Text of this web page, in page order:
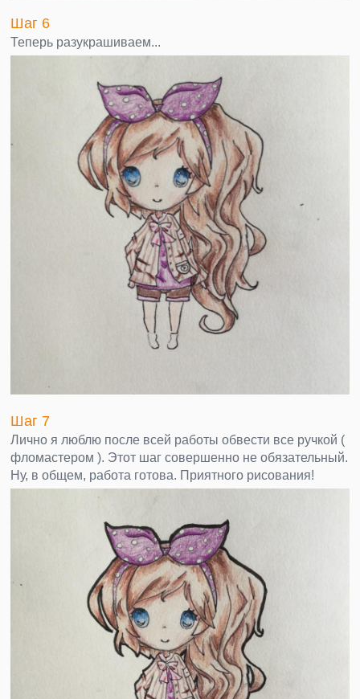
Шаг 6
Теперь разукрашиваем...
Шаг 7
Лично я люблю после всей работы обвести все ручкой (
фломастером ). Этот шаг совершенно не обязательный.
Ну, в общем, работа готова. Приятного рисования!